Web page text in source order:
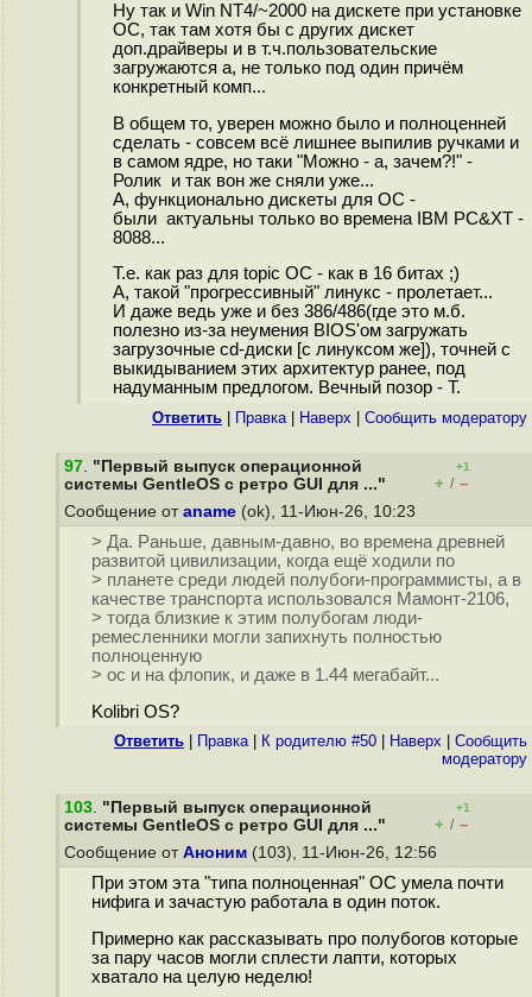
Ну так и Win NT4/~2000 на дискете при установке
ОС, так там хотя бы с других дискет
доп.драйверы и в т.ч.пользовательские
загружаются а, не только под один причём
конкретный комп...
В общем то, уверен можно было и полноценней
сделать - совсем всё лишнее выпилив ручками и
в самом ядре, но таки "Можно - а, зачем?!" -
Ролик и так вон же сняли уже...
А, функционально дискеты для ОС -
были актуальны только во времена IBM PC&XT -
8088...
Т.е. как раз для topic ОС - как в 16 битах ;)
А, такой "прогрессивный" линукс - пролетает...
И даже ведь уже и без 386/486(где это м.б.
полезно из-за неумения BIOS'ом загружать
загрузочные cd-диски [с линуксом же]), точней с
выкидыванием этих архитектур ранее, под
надуманным предлогом. Вечный позор - Т.
Ответить Правка| Наверх Cообщить модератору
97. "Первый выпуск операционной
системы GentleOS с ретро GUI для ..."
+1
+ / –
Сообщение от aname (ok), 11-Июн-26, 10:23
> Да. Раньше, давным-давно, во времена древней
развитой цивилизации, когда ещё ходили по
> планете среди людей полубоги-программисты, а в
качестве транспорта использовался Мамонт-2106,
> тогда близкие к этим полубогам люди-
ремесленники могли запихнуть полностью
полноценную
> ос и на флопик, и даже в 1.44 мегабайт...
Kolibri OS?
Ответить Правка| К родителю #50 Наверх
Cообщить
модератору
103. "Первый выпуск операционной
системы GentleOS с ретро GUI для ..."
+1
+ / –
Сообщение от Аноним (103), 11-Июн-26, 12:56
При этом эта "типа полноценная" ОС умела почти
нифига и зачастую работала в один поток.
Примерно как рассказывать про полубогов которые
за пару часов могли сплести лапти, которых
хватало на целую неделю!